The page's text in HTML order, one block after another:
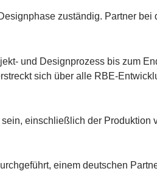
zuständig. Partner bei
und Designprozess bis zum
sich über alle RBE-
einschließlich der Produktion
einem deutschen